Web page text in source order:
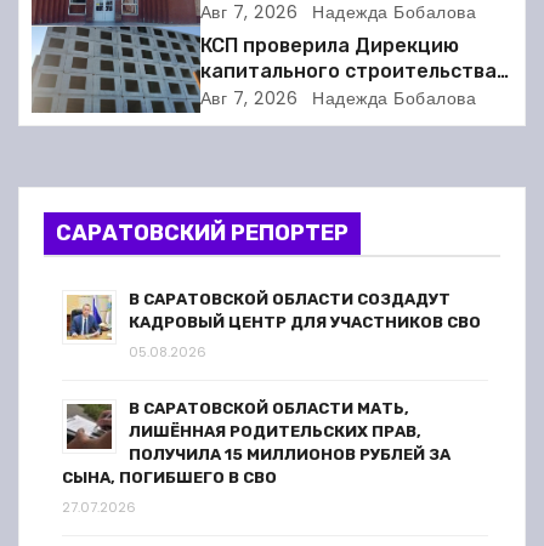
я
п
з
а
соседкой и получил двое суток
ареста
Авг 7, 2026 Надежда Бобалова
КСП проверила Дирекцию
капитального строительства в
Балакове и нашла множество
нарушений
Авг 7, 2026 Надежда Бобалова
САРАТОВСКИЙ РЕПОРТЕР
В САРАТОВСКОЙ ОБЛАСТИ СОЗДАДУТ
КАДРОВЫЙ ЦЕНТР ДЛЯ УЧАСТНИКОВ СВО
05.08.2026
В САРАТОВСКОЙ ОБЛАСТИ МАТЬ,
ЛИШЁННАЯ РОДИТЕЛЬСКИХ ПРАВ,
ПОЛУЧИЛА 15 МИЛЛИОНОВ РУБЛЕЙ ЗА
СЫНА, ПОГИБШЕГО В СВО
27.07.2026